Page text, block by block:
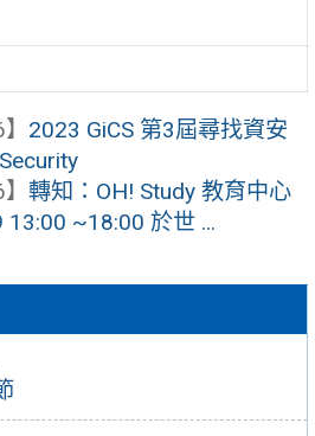
2023 GiCS 第3屆尋找資安
轉知：OH! Study 教育中心
~18:00 於世 ...